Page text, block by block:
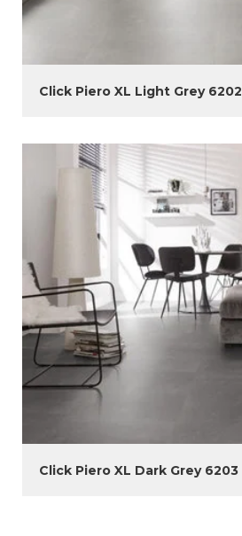
Click Piero XL Light Grey 6202
Click Piero XL Dark Grey 6203